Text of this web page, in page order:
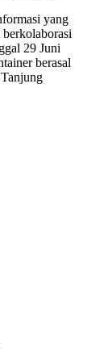
yang
29 Juni
berasal